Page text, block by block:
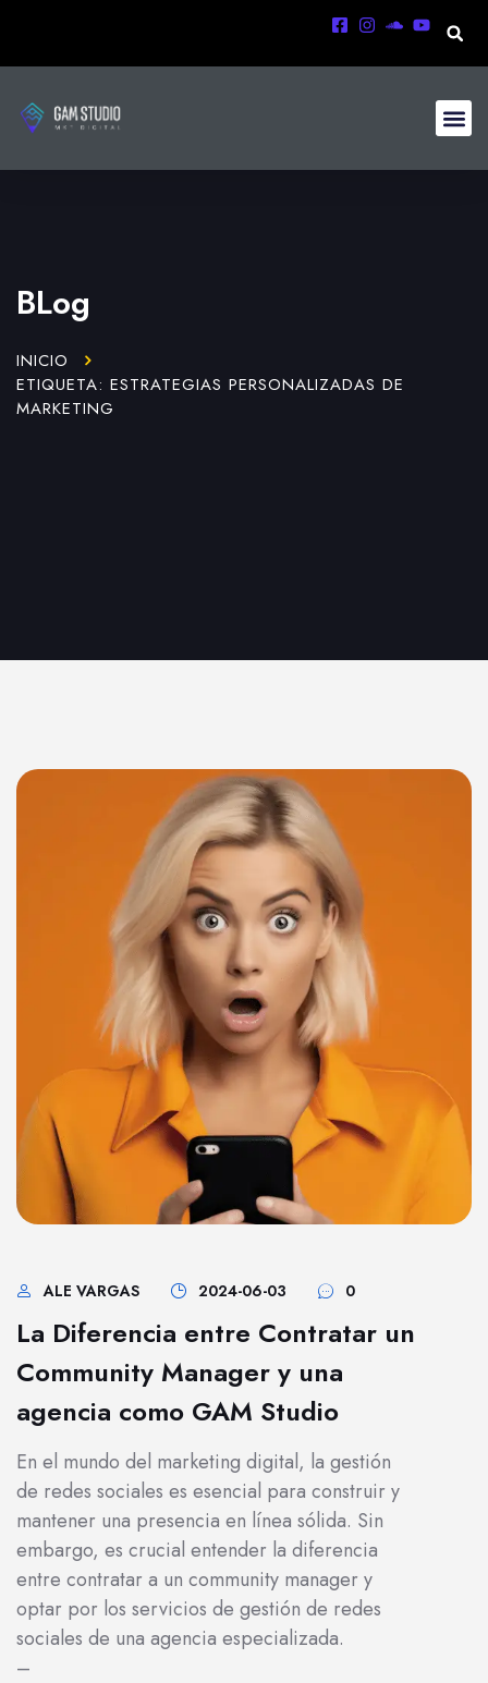
BLog
INICIO
ETIQUETA: ESTRATEGIAS PERSONALIZADAS DE
MARKETING
ALE VARGAS 2024-06-03 0
La Diferencia entre Contratar un
Community Manager y una
agencia como GAM Studio
En el mundo del marketing digital, la gestión
de redes sociales es esencial para construir y
mantener una presencia en línea sólida. Sin
embargo, es crucial entender la diferencia
entre contratar a un community manager y
optar por los servicios de gestión de redes
sociales de una agencia especializada.
–